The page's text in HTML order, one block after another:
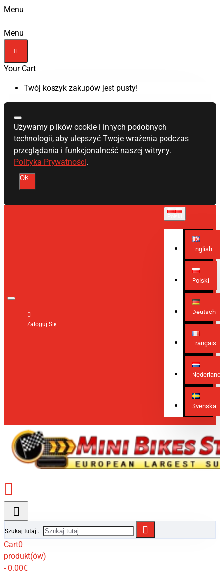
Menu
Menu
Your Cart
Twój koszyk zakupów jest pusty!
Używamy plików cookie i innych podobnych
technologii, aby ulepszyć Twoje wrażenia podczas
przeglądania i funkcjonalność naszej witryny.
Polityka Prywatności.
OK
Zaloguj Się
English
Polski
Deutsch
Français
Svenska
Szukaj tutaj...
Cart0
produkt(ów)
- 0.00€